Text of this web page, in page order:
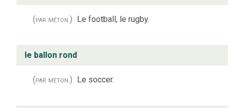
(par méton.) Le football, le rugby.
le ballon rond
(par méton.) Le soccer.